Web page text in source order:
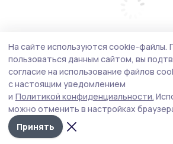
На сайте используются cookie-файлы.
пользоваться данным сайтом, вы
согласие на использование файлов
с настоящим уведомлением
и Политикой конфиденциальности.
можно отменить в настройках
Принять